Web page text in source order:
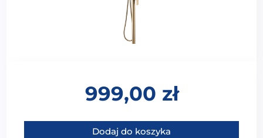
999,00 zł
ilość WT-51115G Bateria wolnostojąca 2-funkcyjna
Dodaj do koszyka